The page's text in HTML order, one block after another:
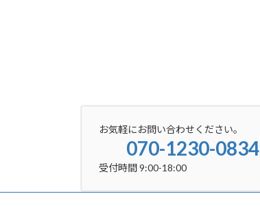
お気軽にお問い合わせください。
070-1230-0834
受付時間 9:00-18:00